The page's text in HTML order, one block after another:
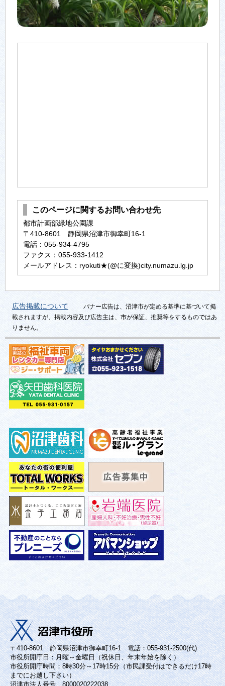
このページに関するお問い合わせ先
都市計画部緑地公園課
〒410-8601 静岡県沼津市御幸町16-1
電話：055-934-4795
ファクス：055-933-1412
メールアドレス：ryokuti★(@に変換)city.numazu.lg.jp
広告掲載について
バナー広告は、沼津市が定める基準に基づいて掲
載されますが、掲載内容及び広告主は、市が保証、推奨等をするものではあ
りません。
〒410-8601 静岡県沼津市御幸町16-1 電話：055-931-2500(代)
市役所開庁日：月曜～金曜日（祝休日、年末年始を除く）
市役所開庁時間：8時30分～17時15分（市民課受付はできるだけ17時
までにお越し下さい）
沼津市法人番号 8000020222038